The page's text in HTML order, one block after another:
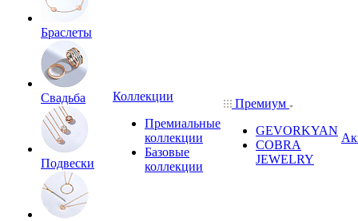
Браслеты
Свадьба
Подвески
Коллекции
Премиальные
коллекции
Базовые
коллекции
Премиум
GEVORKYAN
COBRA
JEWELRY